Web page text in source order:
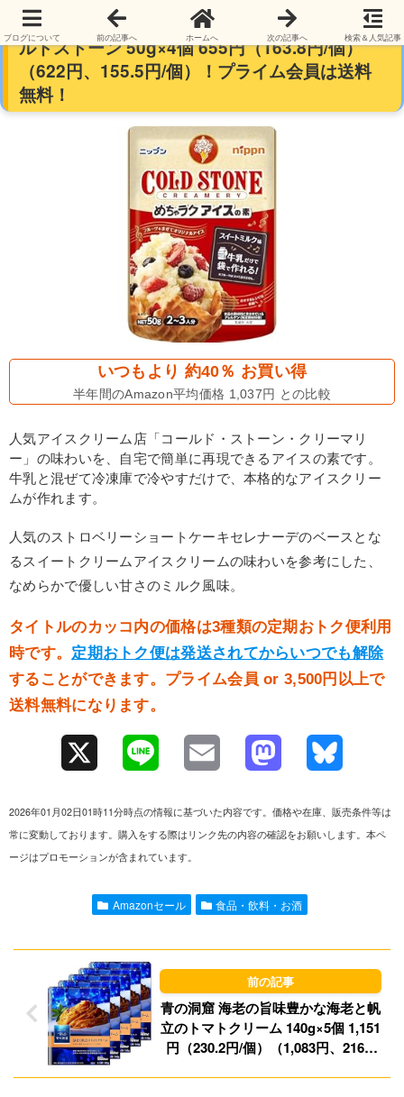
【再開】ニップン めちゃラクアイスの素 コー
ルドストーン 50g×4個 655円（163.8円/個）
（622円、155.5円/個）！プライム会員は送料
無料！
いつもより 約40％ お買い得
半年間のAmazon平均価格 1,037円 との比較
人気アイスクリーム店「コールド・ストーン・クリーマリ
ー」の味わいを、自宅で簡単に再現できるアイスの素です。
牛乳と混ぜて冷凍庫で冷やすだけで、本格的なアイスクリー
ムが作れます。
人気のストロベリーショートケーキセレナーデのベースとな
るスイートクリームアイスクリームの味わいを参考にした、
なめらかで優しい甘さのミルク風味。
タイトルのカッコ内の価格は3種類の定期おトク便利用
時です。 定期おトク便は発送されてからいつでも解除
することができます。プライム会員 or 3,500円以上で
送料無料になります。
e
l o
o
n
y
2026年01月02日01時11分時点の情報に基づいた内容です。価格や在庫、販売条件等は
常に変動しております。購入をする際はリンク先の内容の確認をお願いします。本ペ
ージはプロモーションが含まれています。
Amazonセール 食品・飲料・お酒
青の洞窟 海老の旨味豊かな海老と帆
立のトマトクリーム 140g×5個 1,151
円（230.2円/個）（1,083円、216.6
ブログについて 前の記事へ ホームへ 次の記事へ 検索＆人気記事